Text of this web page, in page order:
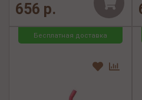
656 р.
Бесплатная доставка